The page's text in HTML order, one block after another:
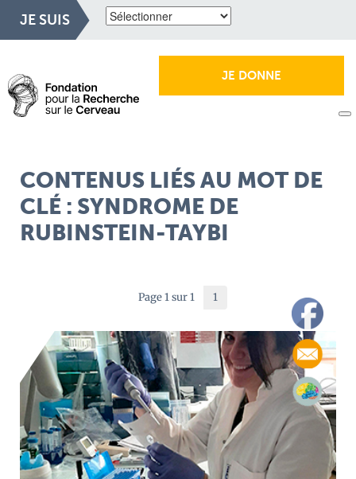
JE SUIS
JE DONNE
CONTENUS LIÉS AU MOT DE
CLÉ : SYNDROME DE
RUBINSTEIN-TAYBI
Page 1 sur 1 1